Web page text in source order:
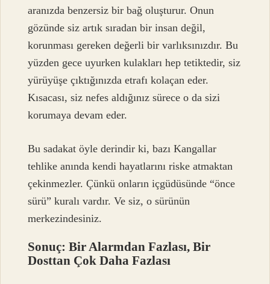
aranızda benzersiz bir bağ oluşturur. Onun
gözünde siz artık sıradan bir insan değil,
korunması gereken değerli bir varlıksınızdır. Bu
yüzden gece uyurken kulakları hep tetiktedir, siz
yürüyüşe çıktığınızda etrafı kolaçan eder.
Kısacası, siz nefes aldığınız sürece o da sizi
korumaya devam eder.
Bu sadakat öyle derindir ki, bazı Kangallar
tehlike anında kendi hayatlarını riske atmaktan
çekinmezler. Çünkü onların içgüdüsünde “önce
sürü” kuralı vardır. Ve siz, o sürünün
merkezindesiniz.
Sonuç: Bir Alarmdan Fazlası, Bir
Dosttan Çok Daha Fazlası